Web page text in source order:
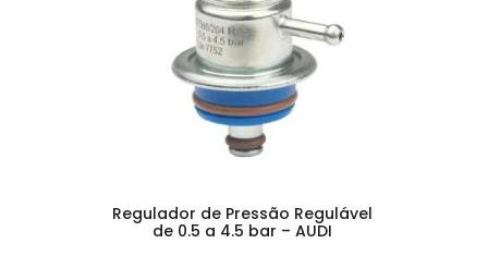
Regulador de Pressão Regulável
de 0.5 a 4.5 bar – AUDI